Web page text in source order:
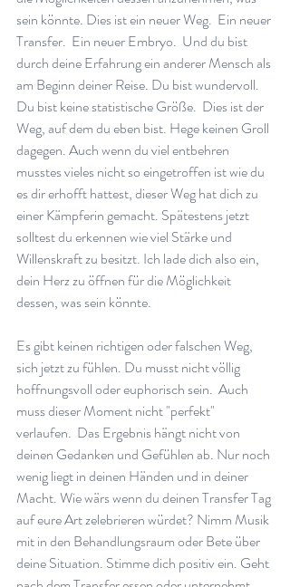
sein könnte. Dies ist ein neuer Weg.  Ein neuer
Transfer.  Ein neuer Embryo.  Und du bist
durch deine Erfahrung ein anderer Mensch als
am Beginn deiner Reise. Du bist wundervoll.
Du bist keine statistische Größe.  Dies ist der
Weg, auf dem du eben bist. Hege keinen Groll
dagegen. Auch wenn du viel entbehren
musstes vieles nicht so eingetroffen ist wie du
es dir erhofft hattest, dieser Weg hat dich zu
einer Kämpferin gemacht. Spätestens jetzt
solltest du erkennen wie viel Stärke und
Willenskraft zu besitzt. Ich lade dich also ein,
dein Herz zu öffnen für die Möglichkeit
dessen, was sein könnte.
Es gibt keinen richtigen oder falschen Weg,
sich jetzt zu fühlen. Du musst nicht völlig
hoffnungsvoll oder euphorisch sein.  Auch
muss dieser Moment nicht "perfekt"
verlaufen.  Das Ergebnis hängt nicht von
deinen Gedanken und Gefühlen ab. Nur noch
wenig liegt in deinen Händen und in deiner
Macht. Wie wärs wenn du deinen Transfer Tag
auf eure Art zelebrieren würdet? Nimm Musik
mit in den Behandlungsraum oder Bete über
deine Situation. Stimme dich positiv ein. Geht